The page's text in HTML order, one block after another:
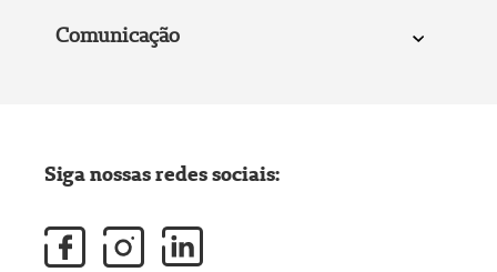
Comunicação
Siga nossas redes sociais: